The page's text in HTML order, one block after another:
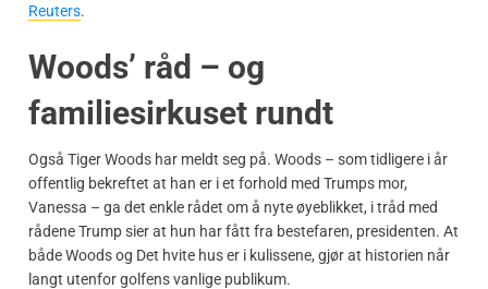
Reuters.
Woods’ råd – og
familiesirkuset rundt
Også Tiger Woods har meldt seg på. Woods – som tidligere i år
offentlig bekreftet at han er i et forhold med Trumps mor,
Vanessa – ga det enkle rådet om å nyte øyeblikket, i tråd med
rådene Trump sier at hun har fått fra bestefaren, presidenten. At
både Woods og Det hvite hus er i kulissene, gjør at historien når
langt utenfor golfens vanlige publikum.